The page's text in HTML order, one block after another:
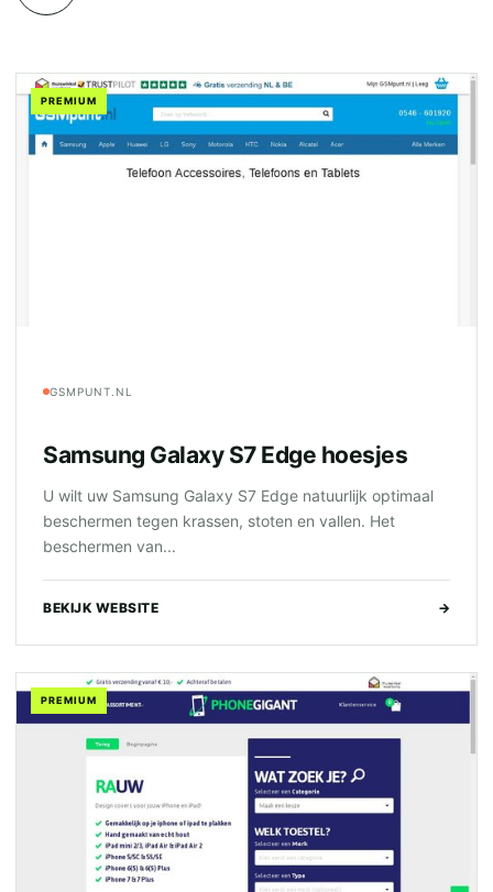
PREMIUM
GSMPUNT.NL
Samsung Galaxy S7 Edge hoesjes
U wilt uw Samsung Galaxy S7 Edge natuurlijk optimaal
beschermen tegen krassen, stoten en vallen. Het
beschermen van...
BEKIJK WEBSITE →
PREMIUM